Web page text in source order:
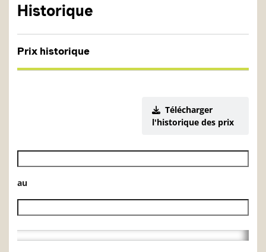
Historique
Prix historique
Télécharger
l'historique des prix
Date de début de l’historique des VL
au
Date de fin de l’historique des VL